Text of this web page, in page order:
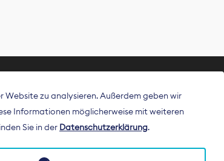
in
Website zu analysieren. Außerdem geben wir
Informationen möglicherweise mit weiteren
Sie in der Datenschutzerklärung.